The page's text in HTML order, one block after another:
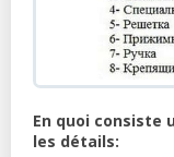
En quoi consiste
les détails: